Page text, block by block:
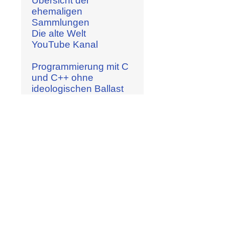
ehemaligen
Sammlungen
Die alte Welt
YouTube Kanal
Programmierung mit C
und C++ ohne
ideologischen Ballast